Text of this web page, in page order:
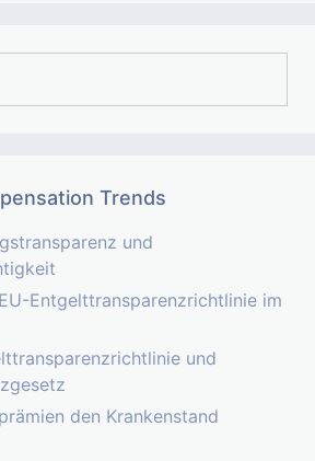
Trends
und
Entgelttransparenzrichtlinie im
und
den Krankenstand